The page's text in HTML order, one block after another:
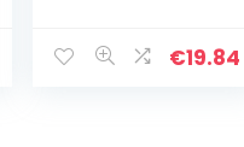
€19.84